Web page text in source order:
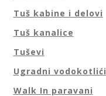
Tuš kabine i delovi
Tuš kanalice
Tuševi
Ugradni vodokotlići
Walk In paravani